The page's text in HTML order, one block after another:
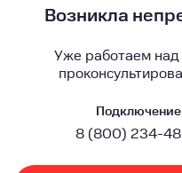
Возникла
Уже работаем над
Подключение
8 (800) 234-